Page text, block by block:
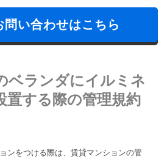
問い合わせはこちら
ベランダにイルミネ
置する際の管理規約
ンをつける際は、賃貸マンションの管